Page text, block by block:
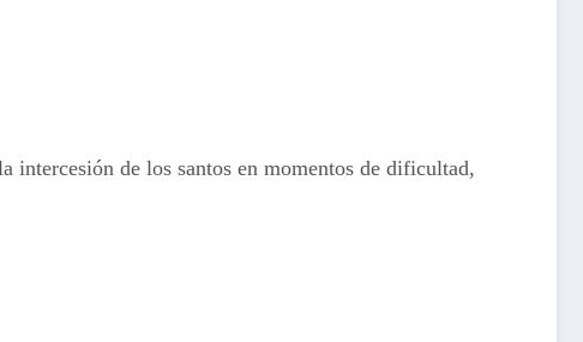
intercesión de los santos en momentos de dificultad,